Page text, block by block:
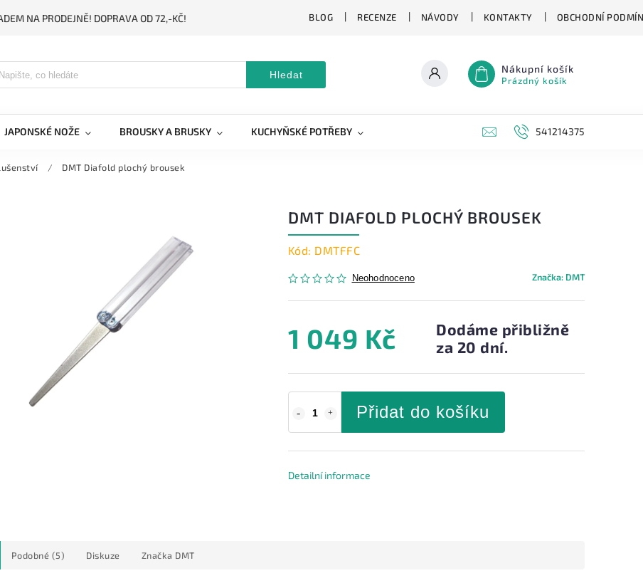
NA PRODEJNĚ! DOPRAVA OD 72,-KČ! BLOG RECENZE NÁVODY KONTAKTY OBCHODNÍ
Hledat Nákupní košík
Prázdný košík
JAPONSKÉ NOŽE BROUSKY A BRUSKY KUCHYŇSKÉ POTŘEBY NOVINKY ZNAČKY
541214375
/ DMT Diafold plochý brousek
DMT DIAFOLD PLOCHÝ BROUSEK
Kód: DMTFFC
Neohodnoceno Značka: DMT
1 049 Kč
Dodáme přibližně
za 20 dní.
Přidat do košíku
Detailní informace
Podobné (5) Diskuze Značka DMT